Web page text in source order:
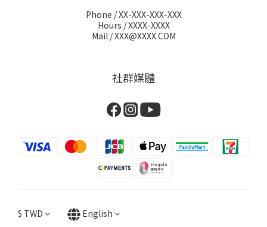
Phone / XX-XXX-XXX-XXX
Hours / XXXX-XXXX
Mail / XXX@XXXX.COM
社群媒體
$ TWD English